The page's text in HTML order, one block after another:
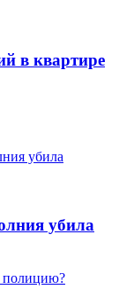
в квартире
убила